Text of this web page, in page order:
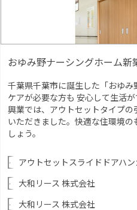
おゆみ野ナーシングホーム新
千葉県千葉市に誕生した「おゆ
ケアが必要な方も 安心して生活
興業では、アウトセットタイプ
いただきました。快適な住環境
しょう。
アウトセットスライドドアハ
大和リース 株式会社
大和リース 株式会社